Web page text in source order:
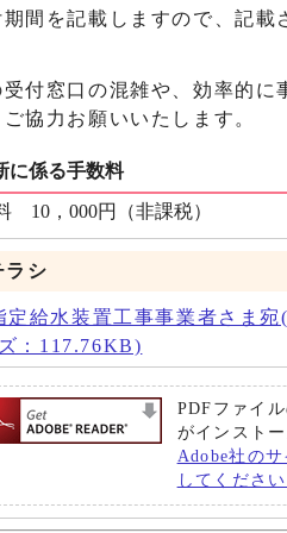
間を記載しますので、記
付窓口の混雑や、効率的
協力お願いいたします。
に係る手数料
10，000円（非課税）
ラシ
定給水装置工事事業者さま
：117.76KB)
PDFファイ
がインスト
Adobe社の
してください